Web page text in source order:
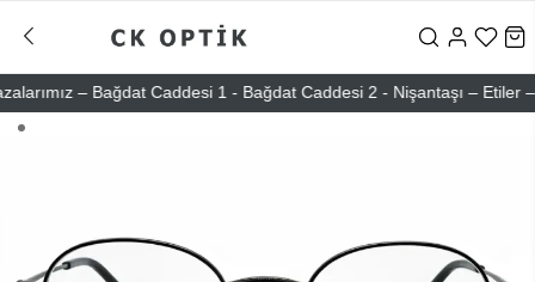
– Bağdat Caddesi 1 - Bağdat Caddesi 2 - Nişantaşı – Etiler –